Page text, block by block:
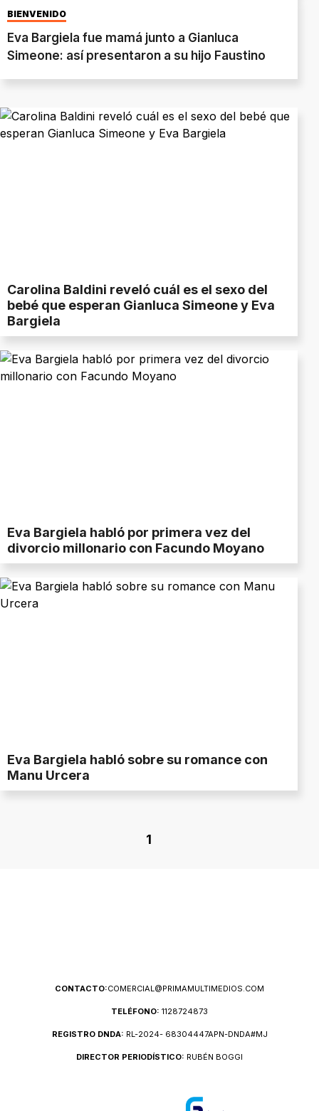
BIENVENIDO
Eva Bargiela fue mamá junto a Gianluca
Simeone: así presentaron a su hijo Faustino
Carolina Baldini reveló cuál es el sexo del
bebé que esperan Gianluca Simeone y Eva
Bargiela
Eva Bargiela habló por primera vez del
divorcio millonario con Facundo Moyano
Eva Bargiela habló sobre su romance con
Manu Urcera
1
CONTACTO:COMERCIAL@PRIMAMULTIMEDIOS.COM
TELÉFONO: 1128724873
REGISTRO DNDA: RL-2024- 68304447APN-DNDA#MJ
DIRECTOR PERIODÍSTICO: RUBÉN BOGGI